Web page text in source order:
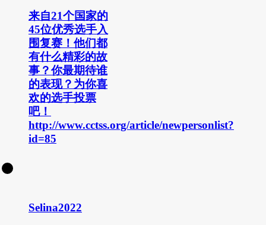
来自21个国家的
45位优秀选手入
围复赛！他们都
有什么精彩的故
事？你最期待谁
的表现？为你喜
欢的选手投票
吧！
http://www.cctss.org/article/newpersonlist?
id=85
Selina2022